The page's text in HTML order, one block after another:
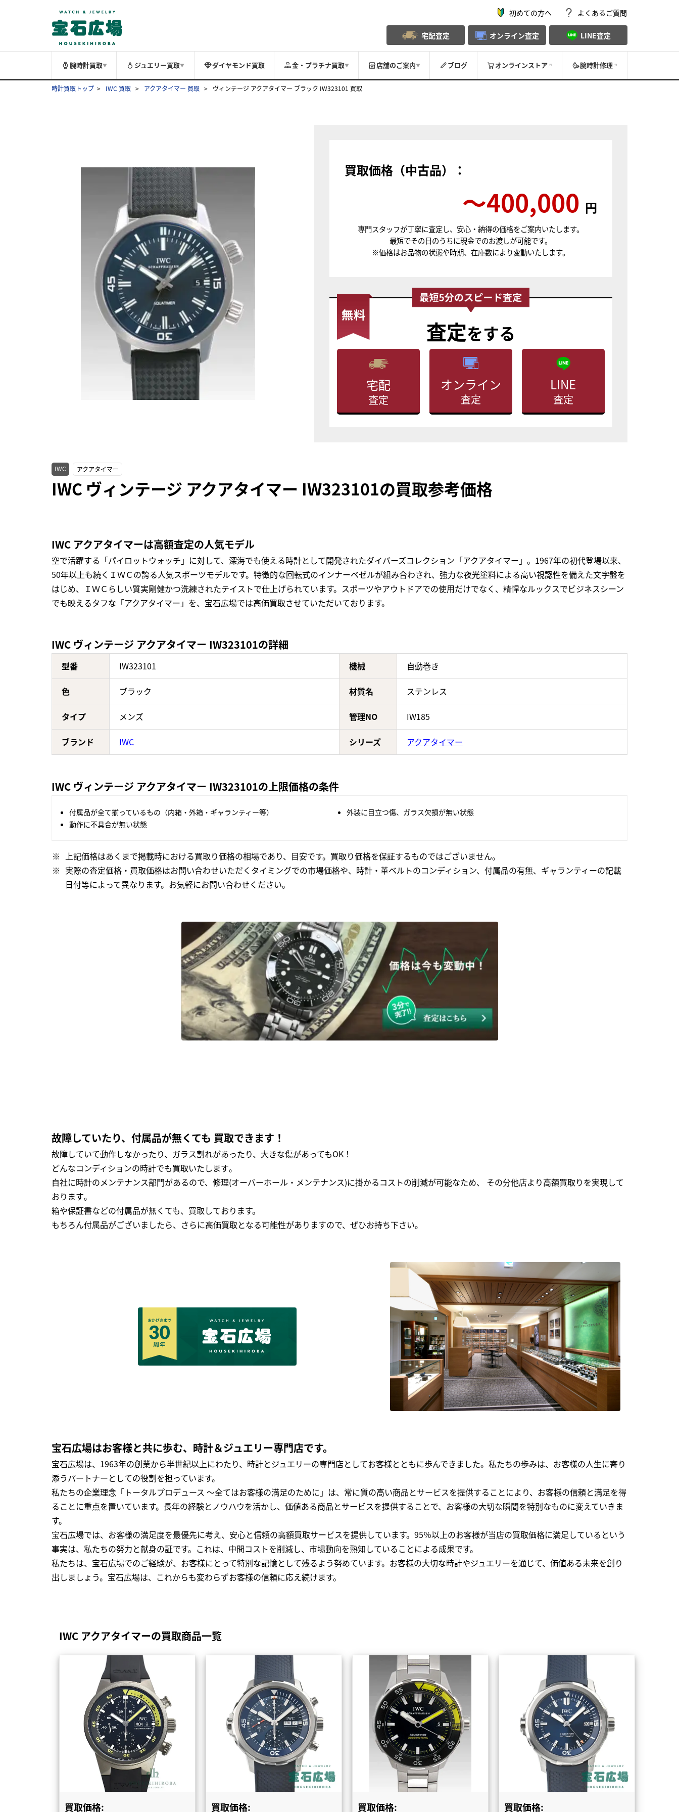
初めての方へ よくあるご質問
宅配査定 オンライン査定 LINE査定
腕時計買取▼ ジュエリー買取▼ ダイヤモンド買取 金・プラチナ買取▼ 店舗のご案内▼ ブログ オンラインストア 腕時計修理
時計買取トップ IWC 買取 アクアタイマー 買取 ヴィンテージ アクアタイマー ブラック IW323101 買取
買取価格（中古品）：
〜400,000 円
専門スタッフが丁寧に査定し、安心・納得の価格をご案内いたします。
最短でその日のうちに現金でのお渡しが可能です。
※価格はお品物の状態や時期、在庫数により変動いたします。
査定をする
宅配
査定
オンライン
査定
LINE
査定
IWC アクアタイマー
IWC ヴィンテージ アクアタイマー IW323101の買取参考価格
IWC アクアタイマーは高額査定の人気モデル
空で活躍する「パイロットウォッチ」に対して、深海でも使える時計として開発されたダイバーズコレクション「アクアタイマー」。1967年の初代登場以来、
50年以上も続くＩＷＣの誇る人気スポーツモデルです。特徴的な回転式のインナーベゼルが組み合わされ、強力な夜光塗料による高い視認性を備えた文字盤を
はじめ、ＩＷＣらしい質実剛健かつ洗練されたテイストで仕上げられています。スポーツやアウトドアでの使用だけでなく、精悍なルックスでビジネスシーン
でも映えるタフな「アクアタイマー」を、宝石広場では高価買取させていただいております。
IWC ヴィンテージ アクアタイマー IW323101の詳細
型番 IW323101 機械 自動巻き
色 ブラック 材質名 ステンレス
タイプ メンズ 管理NO IW185
ブランド IWC シリーズ アクアタイマー
IWC ヴィンテージ アクアタイマー IW323101の上限価格の条件
付属品が全て揃っているもの（内箱・外箱・ギャランティー等）
外装に目立つ傷、ガラス欠損が無い状態
動作に不具合が無い状態
上記価格はあくまで掲載時における買取り価格の相場であり、目安です。買取り価格を保証するものではございません。
実際の査定価格・買取価格はお問い合わせいただくタイミングでの市場価格や、時計・革ベルトのコンディション、付属品の有無、ギャランティーの記載
日付等によって異なります。お気軽にお問い合わせください。
故障していたり、付属品が無くても 買取できます！
故障していて動作しなかったり、ガラス割れがあったり、大きな傷があってもOK！
どんなコンディションの時計でも買取いたします｡
自社に時計のメンテナンス部門があるので、修理(オーバーホール・メンテナンス)に掛かるコストの削減が可能なため、 その分他店より高額買取りを実現して
おります｡
箱や保証書などの付属品が無くても、買取しております。
もちろん付属品がございましたら、さらに高価買取となる可能性がありますので、ぜひお持ち下さい｡
宝石広場はお客様と共に歩む、時計＆ジュエリー専門店です。
宝石広場は、1963年の創業から半世紀以上にわたり、時計とジュエリーの専門店としてお客様とともに歩んできました。私たちの歩みは、お客様の人生に寄り
添うパートナーとしての役割を担っています。
私たちの企業理念「トータルプロデュース ～全てはお客様の満足のために」は、常に質の高い商品とサービスを提供することにより、お客様の信頼と満足を得
ることに重点を置いています。長年の経験とノウハウを活かし、価値ある商品とサービスを提供することで、お客様の大切な瞬間を特別なものに変えていきま
す。
宝石広場では、お客様の満足度を最優先に考え、安心と信頼の高額買取サービスを提供しています。95％以上のお客様が当店の買取価格に満足しているという
事実は、私たちの努力と献身の証です。これは、中間コストを削減し、市場動向を熟知していることによる成果です。
私たちは、宝石広場でのご経験が、お客様にとって特別な記憶として残るよう努めています。お客様の大切な時計やジュエリーを通じて、価値ある未来を創り
出しましょう。宝石広場は、これからも変わらずお客様の信頼に応え続けます。
IWC アクアタイマーの買取商品一覧
買取価格: 買取価格: 買取価格: 買取価格: